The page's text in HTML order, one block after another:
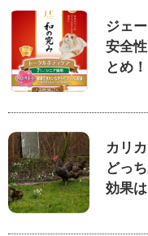
ジェ
安全
とめ！
カリ
どっ
効果は